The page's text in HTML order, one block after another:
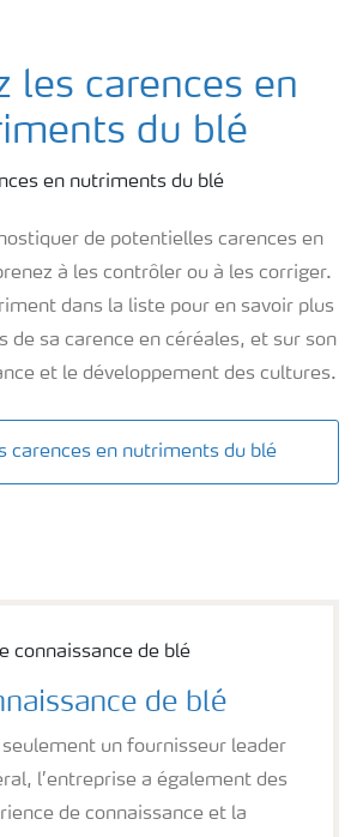
les carences en
du blé
de potentielles carences en
à les contrôler ou à les corriger.
dans la liste pour en savoir plus
de sa carence en céréales, et sur son
et le développement des cultures.
carences en nutriments du blé
de blé
seulement un fournisseur leader
l’entreprise a également des
de connaissance et la